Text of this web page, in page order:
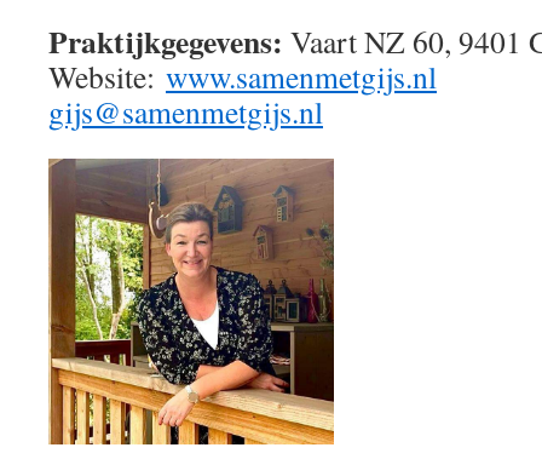
Praktijkgegevens: Vaart NZ 60, 9401
Website: www.samenmetgijs.nl
gijs@samenmetgijs.nl